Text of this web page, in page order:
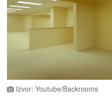
Izvor: Youtube/Backrooms